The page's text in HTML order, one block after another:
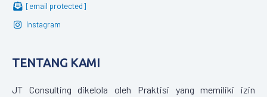
[email protected]
Instagram
TENTANG KAMI
JT Consulting dikelola oleh Praktisi yang memiliki izin